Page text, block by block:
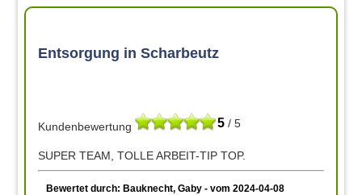
Entsorgung in Scharbeutz
5 / 5
Kundenbewertung
SUPER TEAM, TOLLE ARBEIT-TIP TOP.
Bewertet durch: Bauknecht, Gaby - vom 2024-04-08